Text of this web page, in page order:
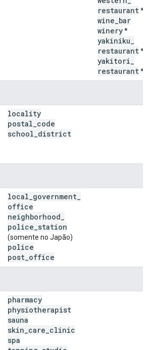
restaurant*
wine bar
winery*
yakiniku
restaurant*
yakitori
restaurant*
locality
postal code
school district
local government
office
neighborhood
police station
(somente no Japão)
police
post office
pharmacy
physiotherapist
sauna
skin care clinic
spa